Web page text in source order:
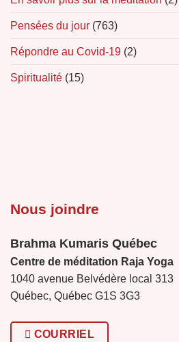
Pensées du jour (763)
Répondre au Covid-19 (2)
Spiritualité (15)
Nous joindre
Brahma Kumaris Québec
Centre de méditation Raja Yoga
1040 avenue Belvédère local 313
Québec, Québec G1S 3G3
COURRIEL